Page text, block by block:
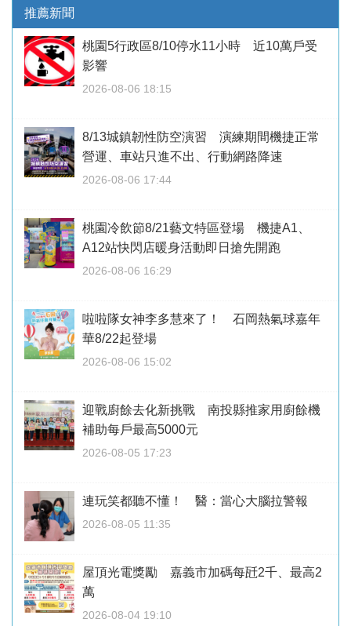
推薦新聞
桃園5行政區8/10停水11小時 近10萬戶受
影響
2026-08-06 18:15
8/13城鎮韌性防空演習 演練期間機捷正常
營運、車站只進不出、行動網路降速
2026-08-06 17:44
桃園冷飲節8/21藝文特區登場 機捷A1、
A12站快閃店暖身活動即日搶先開跑
2026-08-06 16:29
啦啦隊女神李多慧來了！ 石岡熱氣球嘉年
華8/22起登場
2026-08-06 15:02
迎戰廚餘去化新挑戰 南投縣推家用廚餘機
補助每戶最高5000元
2026-08-05 17:23
連玩笑都聽不懂！ 醫：當心大腦拉警報
2026-08-05 11:35
屋頂光電獎勵 嘉義市加碼每瓩2千、最高2
萬
2026-08-04 19:10